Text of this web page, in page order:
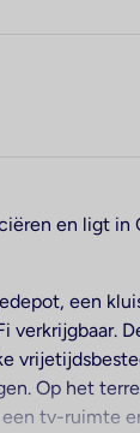
en ligt in
een
Op het
tv-ruimte